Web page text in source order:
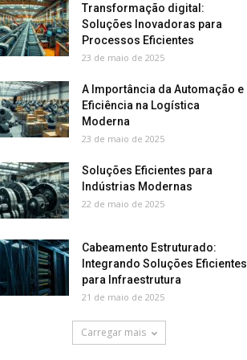
Transformação digital:
Soluções Inovadoras para
Processos Eficientes
23 de maio de 2025
A Importância da Automação e
Eficiência na Logística
Moderna
23 de maio de 2025
Soluções Eficientes para
Indústrias Modernas
22 de maio de 2025
Cabeamento Estruturado:
Integrando Soluções Eficientes
para Infraestrutura
21 de maio de 2025
Carregar mais